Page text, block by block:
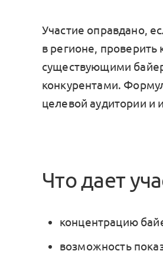
Участие оправдано,
в регионе, проверить
существующими
конкурентами.
целевой аудитории и
Что дает
концентрацию
возможность